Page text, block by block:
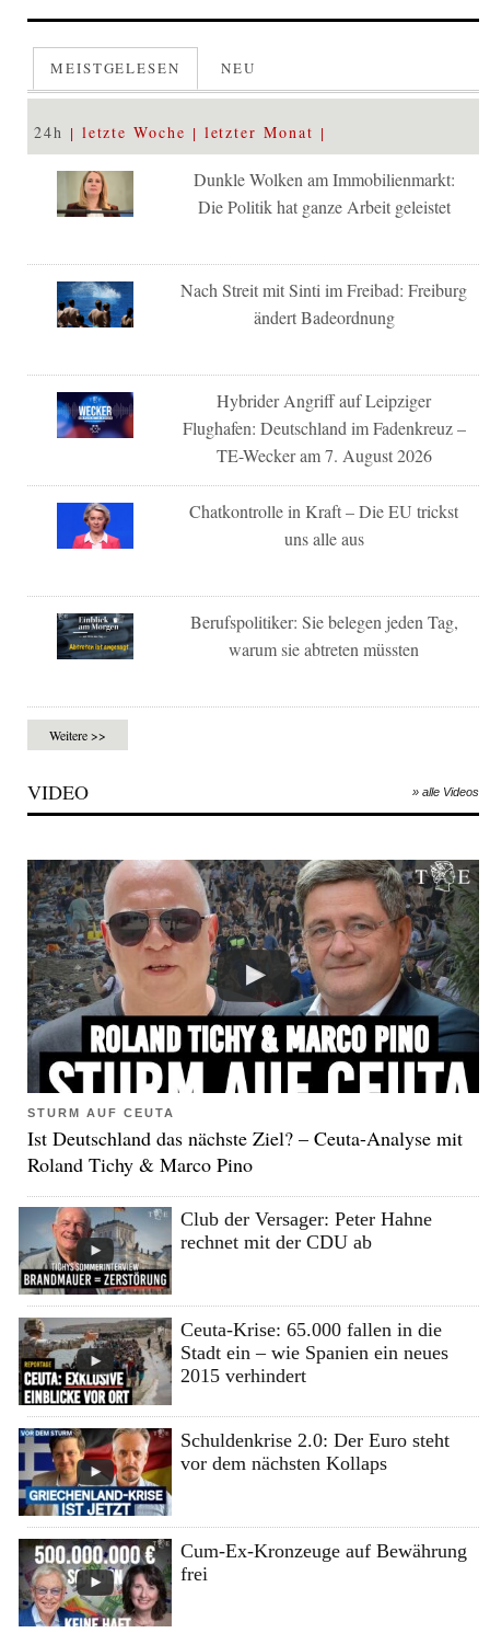
MEISTGELESEN NEU
24h letzte Woche letzter Monat
Dunkle Wolken am Immobilienmarkt:
Die Politik hat ganze Arbeit geleistet
Nach Streit mit Sinti im Freibad: Freiburg
ändert Badeordnung
Hybrider Angriff auf Leipziger
Flughafen: Deutschland im Fadenkreuz –
TE-Wecker am 7. August 2026
Chatkontrolle in Kraft – Die EU trickst
uns alle aus
Berufspolitiker: Sie belegen jeden Tag,
warum sie abtreten müssten
Weitere >>
VIDEO » alle Videos
STURM AUF CEUTA
Ist Deutschland das nächste Ziel? – Ceuta-Analyse mit
Roland Tichy & Marco Pino
Club der Versager: Peter Hahne
rechnet mit der CDU ab
Ceuta-Krise: 65.000 fallen in die
Stadt ein – wie Spanien ein neues
2015 verhindert
Schuldenkrise 2.0: Der Euro steht
vor dem nächsten Kollaps
Cum-Ex-Kronzeuge auf Bewährung
frei